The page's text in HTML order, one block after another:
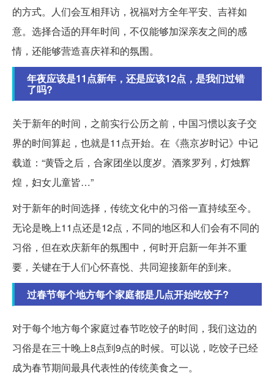
的方式。人们会互相拜访，祝福对方全年平安、吉祥如
意。选择合适的拜年时间，不仅能够加深亲友之间的感
情，还能够营造喜庆祥和的氛围。
年夜应该是11点新年，还是应该12点，是我们过错
了吗?
关于新年的时间，之前实行公历之前，中国习惯以亥子交
界的时间算起，也就是11点开始。在《燕京岁时记》中记
载道：“黄昏之后，合家团坐以度岁。酒浆罗列，灯烛辉
煌，妇女儿童皆…”
对于新年的时间选择，传统文化中的习俗一直持续至今。
无论是晚上11点还是12点，不同的地区和人们会有不同的
习俗，但在欢庆新年的氛围中，何时开启新一年并不重
要，关键在于人们心怀喜悦、共同迎接新年的到来。
过春节每个地方每个家庭都是几点开始吃饺子?
对于每个地方每个家庭过春节吃饺子的时间，我们这边的
习俗是在三十晚上8点到9点的时候。可以说，吃饺子已经
成为春节期间最具代表性的传统美食之一。